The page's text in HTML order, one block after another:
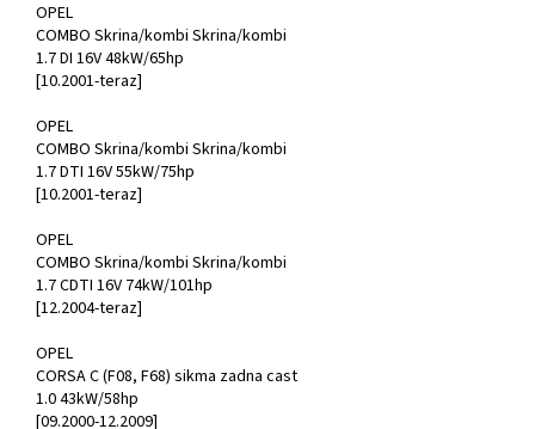
OPEL
COMBO Skrina/kombi Skrina/kombi
1.7 DI 16V 48kW/65hp
[10.2001-teraz]
OPEL
COMBO Skrina/kombi Skrina/kombi
1.7 DTI 16V 55kW/75hp
[10.2001-teraz]
OPEL
COMBO Skrina/kombi Skrina/kombi
1.7 CDTI 16V 74kW/101hp
[12.2004-teraz]
OPEL
CORSA C (F08, F68) sikma zadna cast
1.0 43kW/58hp
[09.2000-12.2009]